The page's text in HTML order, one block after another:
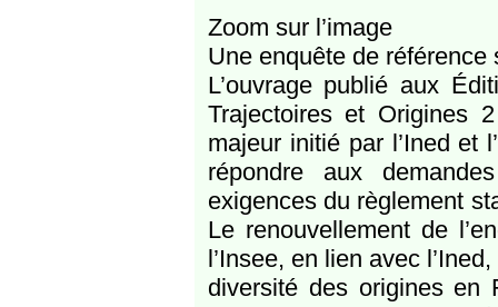
Zoom sur l’image
Une enquête de
L’ouvrage publié aux
Trajectoires et Origines
majeur initié par l’Ined et
répondre aux
exigences du règlement
Le renouvellement de
l’Insee, en lien avec
diversité des origines en